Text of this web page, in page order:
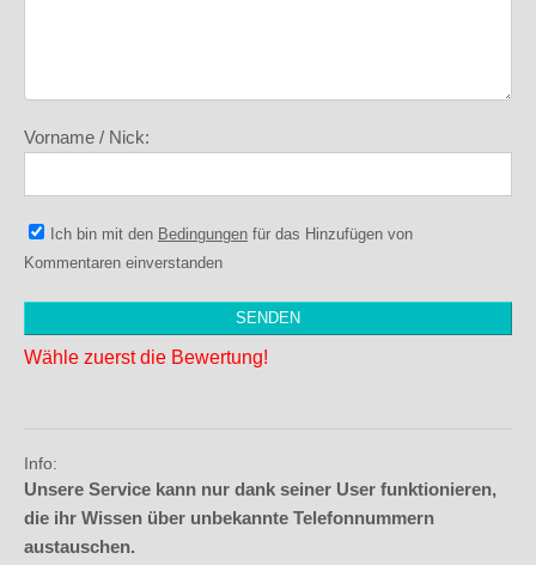
Vorname / Nick:
Ich bin mit den Bedingungen für das Hinzufügen von
Kommentaren einverstanden
Wähle zuerst die Bewertung!
Info:
Unsere Service kann nur dank seiner User funktionieren,
die ihr Wissen über unbekannte Telefonnummern
austauschen.